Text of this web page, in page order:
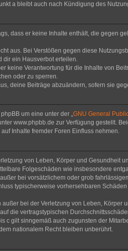
a bleibt auch nach Kündigung des
dass er keine Inhalte enthält, die gegen
aus. Bei Verstößen gegen diese
ein Hausverbot erteilen.
keine Verantwortung für die Inhalte von
oder zu sperren.
deine Beiträge abzuändern, sofern sie
um eine unter der „GNU General
www.phpbb.de zur Verfügung gestellt.
Inhalte fremder Foren Einfluss nehmen.
von Leben, Körper und
Folgeschäden wie insbesondere
bei vorsätzlichem oder grob
typischerweise vorhersehbaren
bei der Verletzung von Leben,
die vertragstypischen
c gilt sinngemäß auch zugunsten der
nationalem Recht bleiben unberührt.